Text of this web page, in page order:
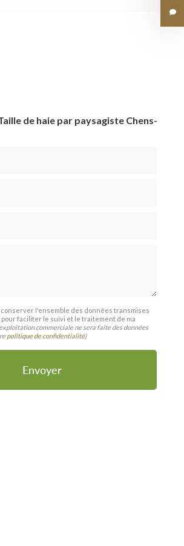
de haie par paysagiste Chens-
conserver l'ensemble des données transmises
faciliter le suivi et le traitement de ma
commerciale ne sera faite des données
politique de confidentialité)